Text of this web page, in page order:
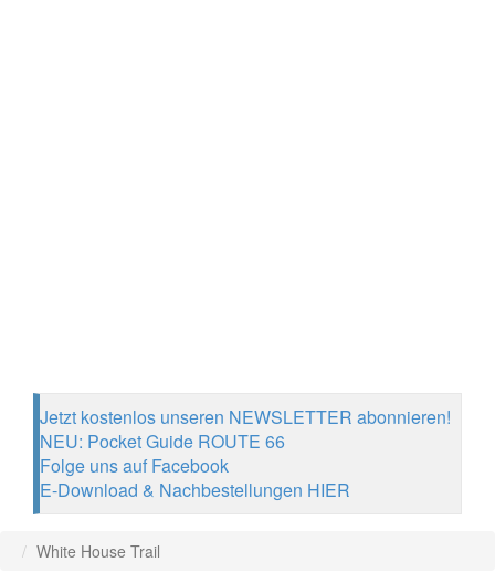
Jetzt kostenlos unseren NEWSLETTER abonnieren!
NEU: Pocket Guide ROUTE 66
Folge uns auf Facebook
E-Download & Nachbestellungen HIER
White House Trail